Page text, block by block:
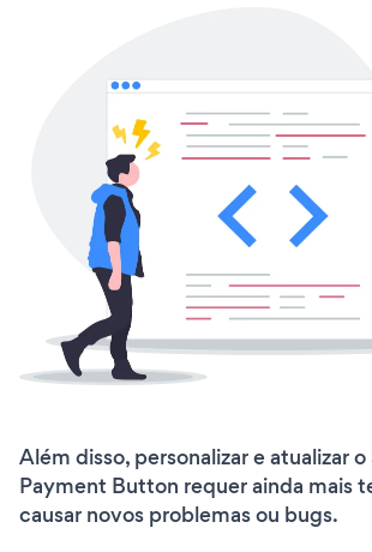
Além disso, personalizar e atualizar
Payment Button requer ainda mais
causar novos problemas ou bugs.